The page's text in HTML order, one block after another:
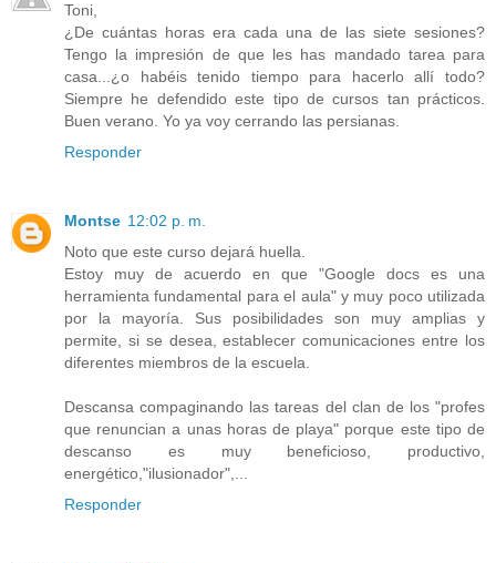
Toni,
¿De cuántas horas era cada una de las siete sesiones?
Tengo la impresión de que les has mandado tarea para
casa...¿o habéis tenido tiempo para hacerlo allí todo?
Siempre he defendido este tipo de cursos tan prácticos.
Buen verano. Yo ya voy cerrando las persianas.
Responder
Montse 12:02 p. m.
Noto que este curso dejará huella.
Estoy muy de acuerdo en que "Google docs es una
herramienta fundamental para el aula" y muy poco utilizada
por la mayoría. Sus posibilidades son muy amplias y
permite, si se desea, establecer comunicaciones entre los
diferentes miembros de la escuela.
Descansa compaginando las tareas del clan de los "profes
que renuncian a unas horas de playa" porque este tipo de
descanso es muy beneficioso, productivo,
energético,"ilusionador",...
Responder